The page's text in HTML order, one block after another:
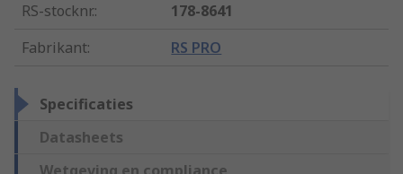
RS-stocknr.:
178-8641
Fabrikant: RS PRO
Specificaties
Datasheets